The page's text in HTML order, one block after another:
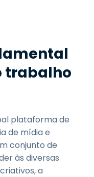
trabalho
plataforma de
de mídia e
conjunto de
às diversas
a